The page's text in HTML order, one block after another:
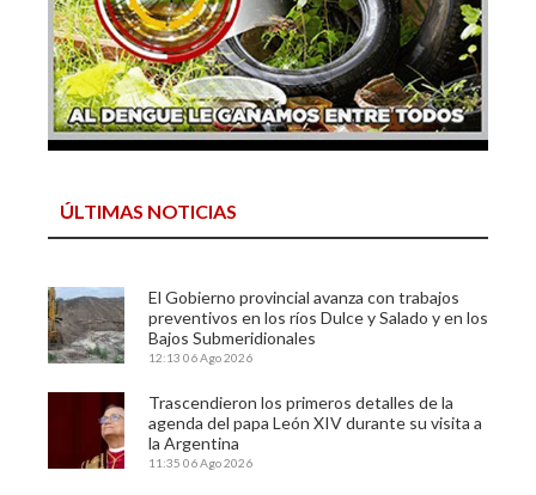
ÚLTIMAS NOTICIAS
El Gobierno provincial avanza con trabajos
preventivos en los ríos Dulce y Salado y en los
Bajos Submeridionales
12:13 06 Ago 2026
Trascendieron los primeros detalles de la
agenda del papa León XIV durante su visita a
la Argentina
11:35 06 Ago 2026